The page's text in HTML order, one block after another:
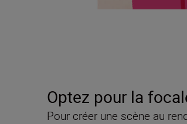
Optez pour la
Pour créer une scène au